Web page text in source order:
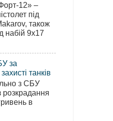
12» –
під
також
набій 9х17
за
танків
з СБУ
розкрадання
в